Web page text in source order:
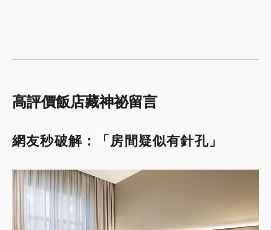
高評價飯店藏神祕留言
網友秒破解：「房間疑似有針孔」